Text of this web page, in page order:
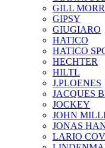
GILL
GIPSY
GIUGIARO
HATICO
HATICO
HECHTER
HILTL
J.PLOENES
JAСQUES
JOCKEY
JOHN
JONAS
LARIO